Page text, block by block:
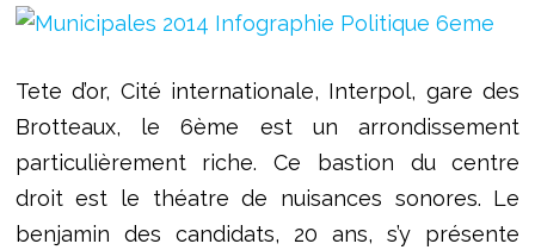
Tete d’or, Cité internationale, Interpol, gare des
Brotteaux, le 6ème est un arrondissement
particulièrement riche. Ce bastion du centre
droit est le théatre de nuisances sonores. Le
benjamin des candidats, 20 ans, s’y présente